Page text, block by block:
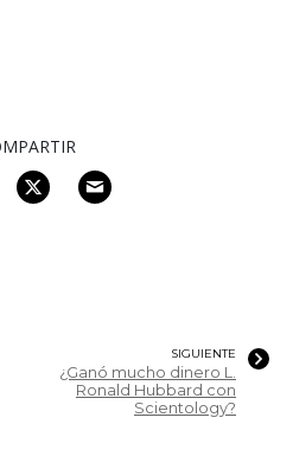
SIGUIENTE
¿Ganó mucho dinero L.
Ronald Hubbard con
Scientology?